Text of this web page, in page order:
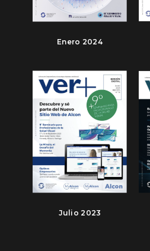
Enero 2024
Julio 2023